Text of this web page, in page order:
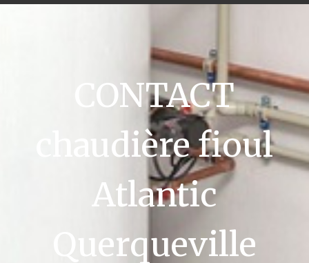
CONTACT
chaudière fioul
Atlantic
Querqueville